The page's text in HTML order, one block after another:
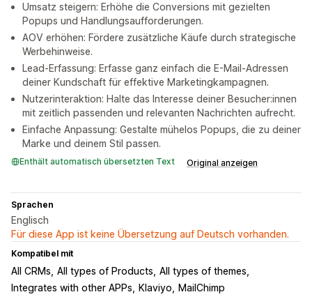
Umsatz steigern: Erhöhe die Conversions mit gezielten
Popups und Handlungsaufforderungen.
AOV erhöhen: Fördere zusätzliche Käufe durch strategische
Werbehinweise.
Lead-Erfassung: Erfasse ganz einfach die E-Mail-Adressen
deiner Kundschaft für effektive Marketingkampagnen.
Nutzerinteraktion: Halte das Interesse deiner Besucher:innen
mit zeitlich passenden und relevanten Nachrichten aufrecht.
Einfache Anpassung: Gestalte mühelos Popups, die zu deiner
Marke und deinem Stil passen.
Enthält automatisch übersetzten Text Original anzeigen
Sprachen
Englisch
Für diese App ist keine Übersetzung auf Deutsch vorhanden.
Kompatibel mit
All CRMs All types of Products All types of themes
Integrates with other APPs
Klaviyo MailChimp